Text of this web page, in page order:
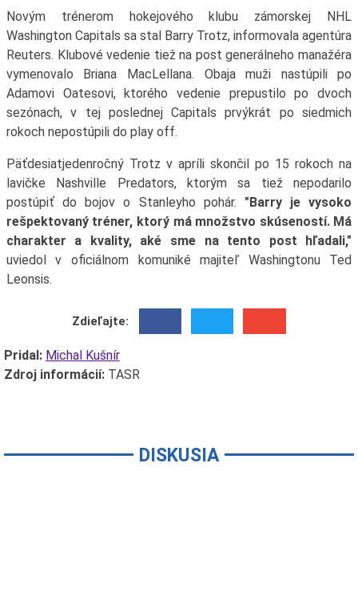
Novým trénerom hokejového klubu zámorskej NHL
Washington Capitals sa stal Barry Trotz, informovala agentúra
Reuters. Klubové vedenie tiež na post generálneho manažéra
vymenovalo Briana MacLellana. Obaja muži nastúpili po
Adamovi Oatesovi, ktorého vedenie prepustilo po dvoch
sezónach, v tej poslednej Capitals prvýkrát po siedmich
rokoch nepostúpili do play off.
Päťdesiatjedenročný Trotz v apríli skončil po 15 rokoch na
lavičke Nashville Predators, ktorým sa tiež nepodarilo
postúpiť do bojov o Stanleyho pohár. "Barry je vysoko
rešpektovaný tréner, ktorý má množstvo skúseností. Má
charakter a kvality, aké sme na tento post hľadali,"
uviedol v oficiálnom komuniké majiteľ Washingtonu Ted
Leonsis.
Zdieľajte:
Pridal: Michal Kušnír
Zdroj informácií:TASR
DISKUSIA